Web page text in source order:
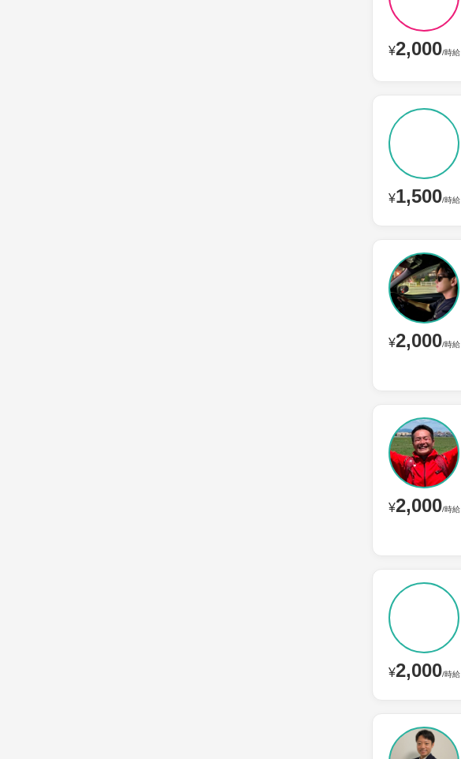
¥2,000/時給
¥1,500/時給
¥2,000/時給
¥2,000/時給
¥2,000/時給